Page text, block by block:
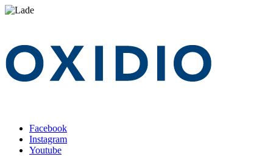
Facebook
Instagram
Youtube